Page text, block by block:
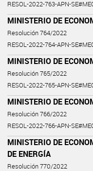
RESOL-2022-763-APN-
MINISTERIO DE
Resolución 764/2022
RESOL-2022-764-APN-
MINISTERIO DE
Resolución 765/2022
RESOL-2022-765-APN-
MINISTERIO DE
Resolución 766/2022
RESOL-2022-766-APN-
MINISTERIO DE
DE ENERGÍA
Resolución 770/2022